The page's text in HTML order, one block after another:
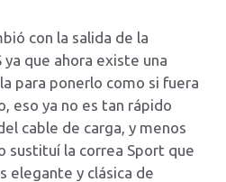
con la salida de la
que ahora existe una
para ponerlo como si fuera
eso ya no es tan rápido
cable de carga, y menos
sustituí la correa Sport que
elegante y clásica de